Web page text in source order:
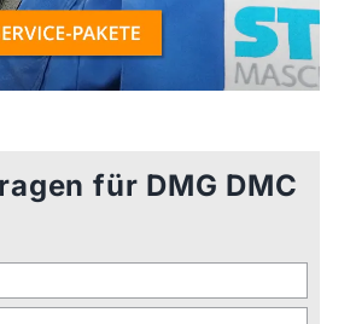
für DMG DMC